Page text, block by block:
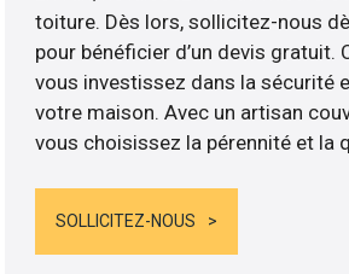
toiture. Dès lors, sollicitez-nous
pour bénéficier d’un devis gratuit.
vous investissez dans la sécurité
votre maison. Avec un artisan
vous choisissez la pérennité et la
SOLLICITEZ-NOUS